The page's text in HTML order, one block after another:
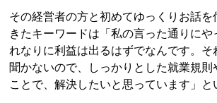
その経営者の方と初めてゆっくりお話を
きたキーワードは「私の言った通りにや
れなりに利益は出るはずでなんです。そ
聞かないので、しっかりとした就業規則
ことで、解決したいと思っています」と